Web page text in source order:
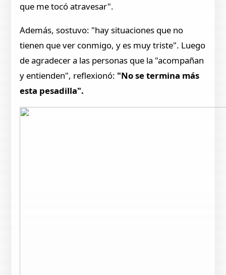
que me tocó atravesar".
Además, sostuvo: "hay situaciones que no
tienen que ver conmigo, y es muy triste". Luego
de agradecer a las personas que la "acompañan
y entienden", reflexionó: "No se termina más
esta pesadilla".